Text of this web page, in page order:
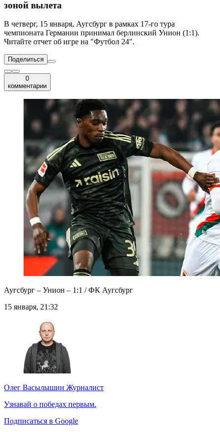
зоной вылета
В четверг, 15 января, Аугсбург в рамках 17-го тура
чемпионата Германии принимал берлинский Унион (1:1).
Читайте отчет об игре на "Футбол 24".
Поделиться
0
комментарии
Аугсбург – Унион – 1:1 / ФК Аугсбург
15 января, 21:32
Олег Васылышин Журналист
Узнавай о победах первым.
Подписаться в Google